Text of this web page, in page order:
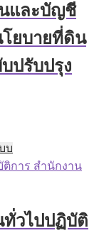
options
be
chosen
on
the
และบัญชี
ยบายที่ดิน
ปรับปรุง
บ
product
has
The
options
ทั่วไปปฏิบัติ